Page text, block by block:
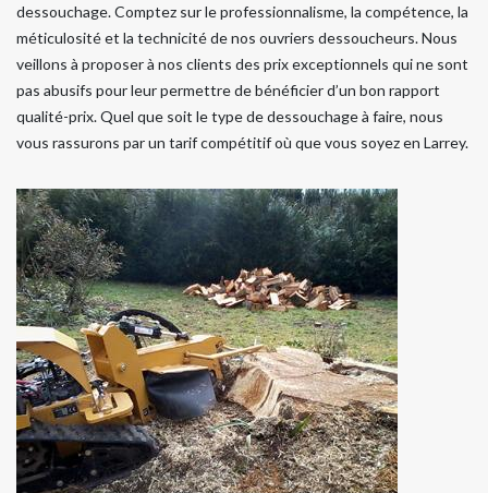
dessouchage. Comptez sur le professionnalisme, la compétence, la
méticulosité et la technicité de nos ouvriers dessoucheurs. Nous
veillons à proposer à nos clients des prix exceptionnels qui ne sont
pas abusifs pour leur permettre de bénéficier d’un bon rapport
qualité-prix. Quel que soit le type de dessouchage à faire, nous
vous rassurons par un tarif compétitif où que vous soyez en Larrey.